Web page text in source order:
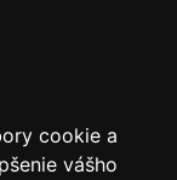
cookie a
vášho